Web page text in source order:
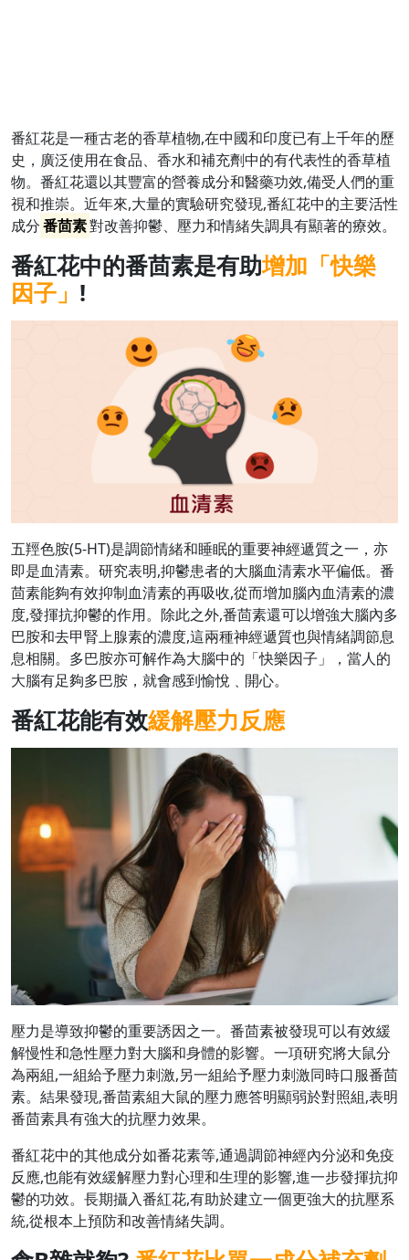
番紅花是一種古老的香草植物,在中國和印度已有上千年的歷
史，廣泛使用在食品、香水和補充劑中的有代表性的香草植
物。番紅花還以其豐富的營養成分和醫藥功效,備受人們的重
視和推崇。近年來,大量的實驗研究發現,番紅花中的主要活性
成分番茴素對改善抑鬱、壓力和情緒失調具有顯著的療效。
番紅花中的番茴素是有助增加「快樂
因子」 !
五羥色胺(5-HT)是調節情緒和睡眠的重要神經遞質之一，亦
即是血清素。研究表明,抑鬱患者的大腦血清素水平偏低。番
茴素能夠有效抑制血清素的再吸收,從而增加腦內血清素的濃
度,發揮抗抑鬱的作用。除此之外,番茴素還可以增強大腦內多
巴胺和去甲腎上腺素的濃度,這兩種神經遞質也與情緒調節息
息相關。多巴胺亦可解作為大腦中的「快樂因子」，當人的
大腦有足夠多巴胺，就會感到愉悅﹑開心。
番紅花能有效緩解壓力反應
壓力是導致抑鬱的重要誘因之一。番茴素被發現可以有效緩
解慢性和急性壓力對大腦和身體的影響。一項研究將大鼠分
為兩組,一組給予壓力刺激,另一組給予壓力刺激同時口服番茴
素。結果發現,番茴素組大鼠的壓力應答明顯弱於對照組,表明
番茴素具有強大的抗壓力效果。
番紅花中的其他成分如番花素等,通過調節神經內分泌和免疫
反應,也能有效緩解壓力對心理和生理的影響,進一步發揮抗抑
鬱的功效。長期攝入番紅花,有助於建立一個更強大的抗壓系
統,從根本上預防和改善情緒失調。